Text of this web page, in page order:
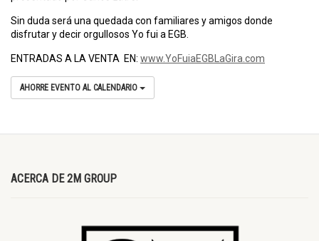
Sin duda será una quedada con familiares y amigos donde
disfrutar y decir orgullosos Yo fui a EGB.
ENTRADAS A LA VENTA EN: www.YoFuiaEGBLaGira.com
AHORRE EVENTO AL CALENDARIO
ACERCA DE 2M GROUP